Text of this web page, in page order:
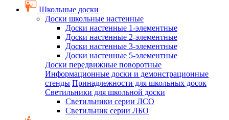
Школьные доски
Доски школьные настенные
Доски настенные 1-элементные
Доски настенные 2-элементные
Доски настенные 3-элементные
Доски настенные 5-элементные
Доски передвижные поворотные
Информационные доски и демонстрационные
стенды Принадлежности для школьных досок
Светильники для школьной доски
Светильники серии ЛСО
Светильник серии ЛБО